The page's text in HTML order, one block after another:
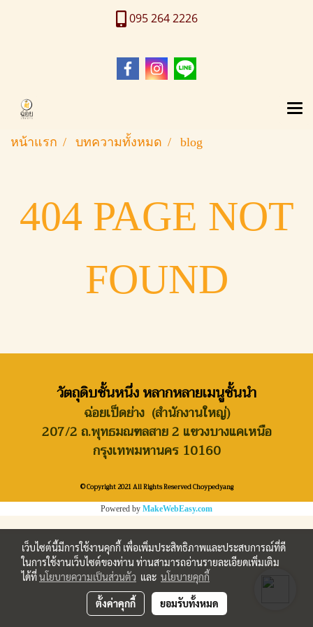
095 264 2226
หน้าแรก บทความทั้งหมด blog
404 PAGE NOT
FOUND
วัตถุดิบชั้นหนึ่ง หลากหลายเมนูชั้นนำ
ฉ่อยเป็ดย่าง (สำนักงานใหญ่)
207/2 ถ.พุทธมณฑลสาย 2 แขวงบางแคเหนือ
กรุงเทพมหานคร 10160
© Copyright 2021 All Rights Reserved Choypedyang
Powered by MakeWebEasy.com
เว็บไซต์นี้มีการใช้งานคุกกี้ เพื่อเพิ่มประสิทธิภาพและประสบการณ์ที่ดี
ในการใช้งานเว็บไซต์ของท่าน ท่านสามารถอ่านรายละเอียดเพิ่มเติม
ได้ที่นโยบายความเป็นส่วนตัว และ นโยบายคุกกี้
ตั้งค่าคุกกี้ ยอมรับทั้งหมด